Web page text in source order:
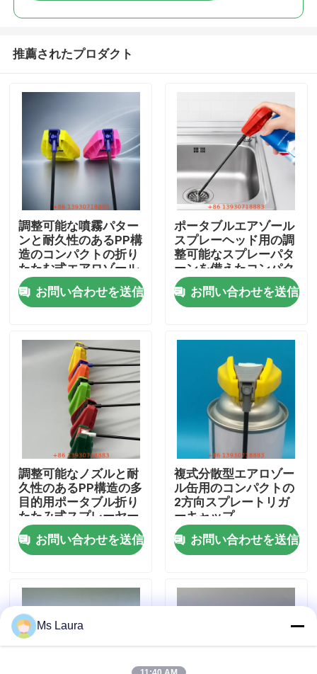
家
プロダクト
ビデオ
私達について
工場旅行
品質管理
接触米国
場合
推薦されたプロダクト
調整可能な噴霧パター
ンと耐久性のあるPP構
造のコンパクトの折り
たたむ式エアロゾール
スプレーヤー
お問い合わせを送信
ポータブルエアゾール
スプレーヘッド用の調
整可能なスプレーパタ
ーンを備えたコンパク
トなPP製折りたたみ式
スプレーヤ
お問い合わせを送信
調整可能なノズルと耐
久性のあるPP構造の多
目的用ポータブル折り
たたみ式スプレーヤー
お問い合わせを送信
複式分散型エアロゾー
ル缶用のコンパクトの
2方向スプレートリガ
ーキャップ
お問い合わせを送信
Ms Laura